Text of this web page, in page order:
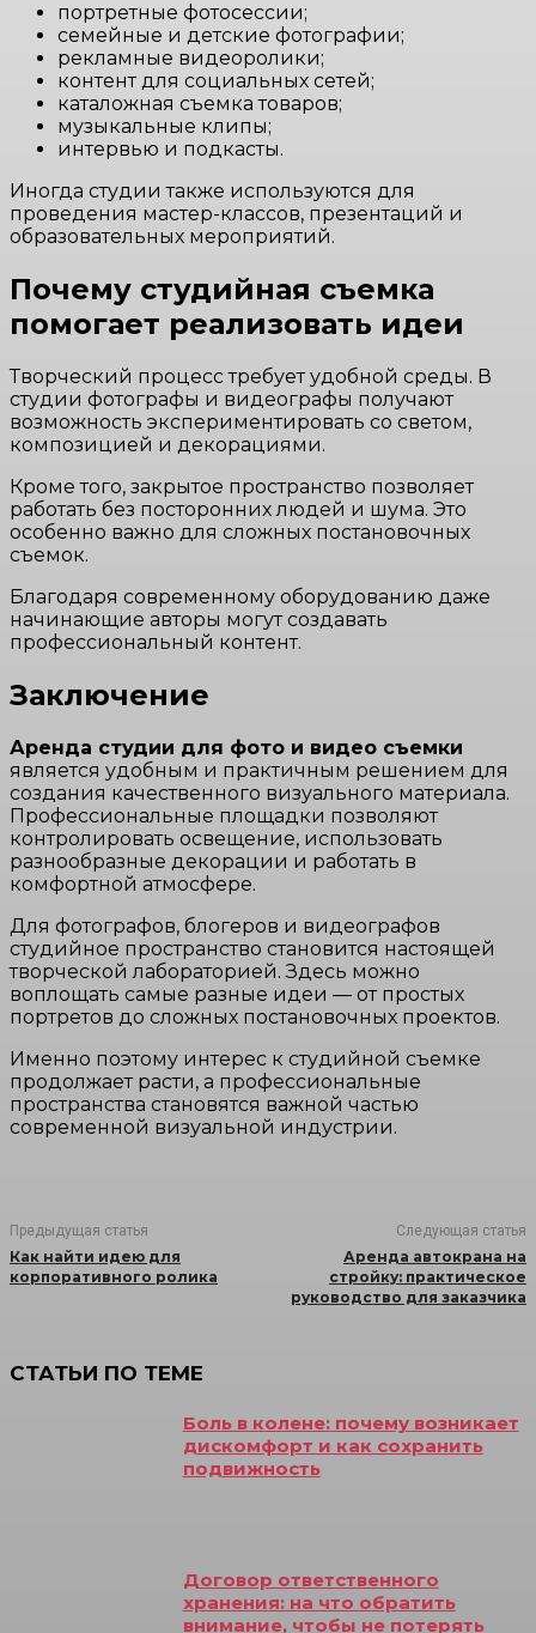
портретные фотосессии;
семейные и детские фотографии;
рекламные видеоролики;
контент для социальных сетей;
каталожная съемка товаров;
музыкальные клипы;
интервью и подкасты.
Иногда студии также используются для
проведения мастер-классов, презентаций и
образовательных мероприятий.
Почему студийная съемка
помогает реализовать идеи
Творческий процесс требует удобной среды. В
студии фотографы и видеографы получают
возможность экспериментировать со светом,
композицией и декорациями.
Кроме того, закрытое пространство позволяет
работать без посторонних людей и шума. Это
особенно важно для сложных постановочных
съемок.
Благодаря современному оборудованию даже
начинающие авторы могут создавать
профессиональный контент.
Заключение
Аренда студии для фото и видео съемки
является удобным и практичным решением для
создания качественного визуального материала.
Профессиональные площадки позволяют
контролировать освещение, использовать
разнообразные декорации и работать в
комфортной атмосфере.
Для фотографов, блогеров и видеографов
студийное пространство становится настоящей
творческой лабораторией. Здесь можно
воплощать самые разные идеи — от простых
портретов до сложных постановочных проектов.
Именно поэтому интерес к студийной съемке
продолжает расти, а профессиональные
пространства становятся важной частью
современной визуальной индустрии.
Предыдущая статья
Как найти идею для
корпоративного ролика
Следующая статья
Аренда автокрана на
стройку: практическое
руководство для заказчика
СТАТЬИ ПО ТЕМЕ
Боль в колене: почему возникает
дискомфорт и как сохранить
подвижность
Договор ответственного
хранения: на что обратить
внимание, чтобы не потерять